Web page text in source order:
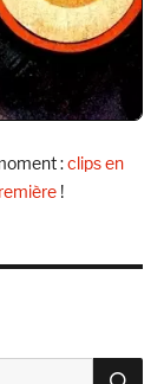
:clips en
!